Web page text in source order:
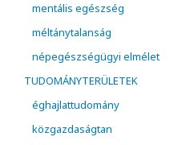
mentális egészség
méltánytalanság
népegészségügyi elmélet
TUDOMÁNYTERÜLETEK
éghajlattudomány
közgazdaságtan